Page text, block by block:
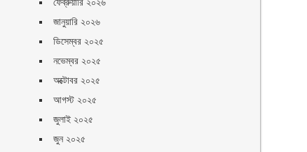
জানুয়ারি ২০২৬
ডিসেম্বর ২০২৫
নভেম্বর ২০২৫
অক্টোবর ২০২৫
আগস্ট ২০২৫
জুলাই ২০২৫
জুন ২০২৫